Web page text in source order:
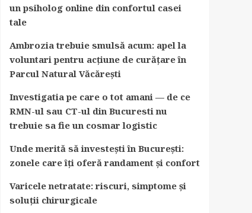
un psiholog online din confortul casei
tale
Ambrozia trebuie smulsă acum: apel la
voluntari pentru acțiune de curățare în
Parcul Natural Văcărești
Investigatia pe care o tot amani — de ce
RMN-ul sau CT-ul din Bucuresti nu
trebuie sa fie un cosmar logistic
Unde merită să investești în București:
zonele care îți oferă randament și confort
Varicele netratate: riscuri, simptome și
soluții chirurgicale